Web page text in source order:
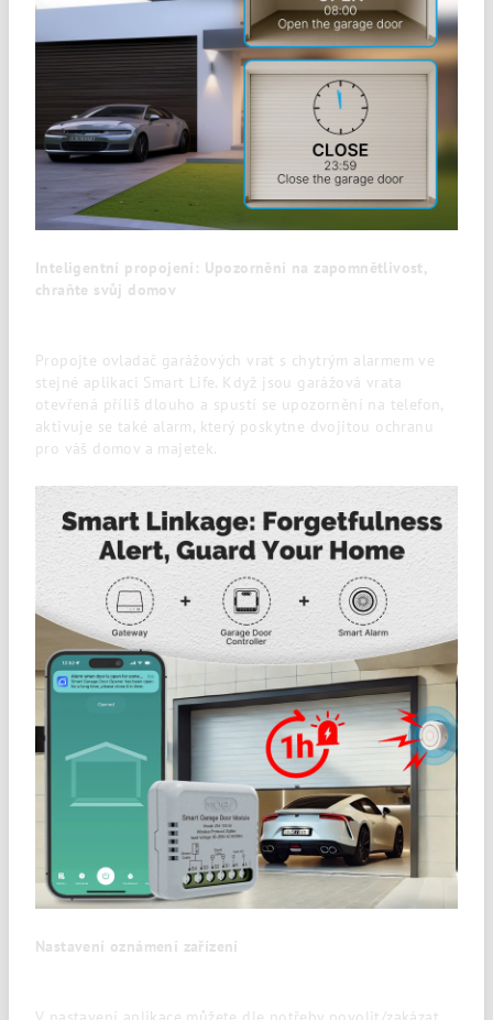
Inteligentní propojení: Upozornění na zapomnětlivost,
chraňte svůj domov
Propojte ovladač garážových vrat s chytrým alarmem ve
stejné aplikaci Smart Life. Když jsou garážová vrata
otevřená příliš dlouho a spustí se upozornění na telefon,
aktivuje se také alarm, který poskytne dvojitou ochranu
pro váš domov a majetek.
Nastavení oznámení zařízení